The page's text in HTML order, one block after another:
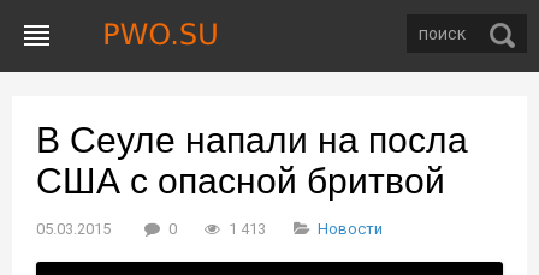
В Сеуле напали на посла
США с опасной бритвой
05.03.2015 0 1 413 Новости